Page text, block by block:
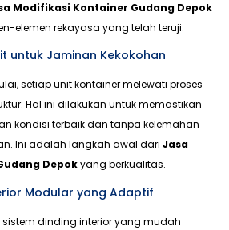
Modifikasi Kontainer Gudang Depok
elemen rekayasa yang telah teruji.
untuk Jaminan Kekokohan
setiap unit kontainer melewati proses
Hal ini dilakukan untuk memastikan
kondisi terbaik dan tanpa kelemahan
Ini adalah langkah awal dari Jasa
Depokyang berkualitas.
Modular yang Adaptif
dinding interior yang mudah